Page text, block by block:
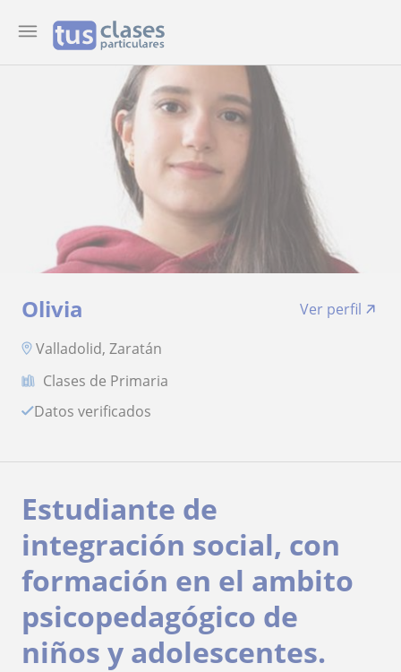
Olivia
Ver perfil
Valladolid, Zaratán
Clases de Primaria
Datos verificados
Estudiante de
integración social, con
formación en el ambito
psicopedagógico de
niños y adolescentes.